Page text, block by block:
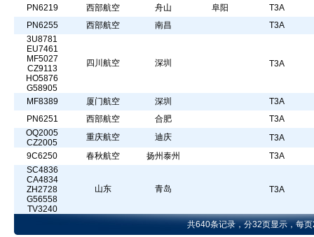
PN6219 西部航空 舟山 阜阳
T3A
PN6255
西部航空 南昌
T3A
3U8781
EU7461
MF5027
CZ9113
HO5876
G58905
四川航空 深圳 T3A
MF8389 厦门航空 深圳
T3A
PN6251
西部航空 合肥
T3A
OQ2005
CZ2005
重庆航空 迪庆
T3A
9C6250
春秋航空 扬州泰州
T3A
SC4836
CA4834
ZH2728
G56558
TV3240
山东 青岛 T3A
共640条记录，分32页显示，每